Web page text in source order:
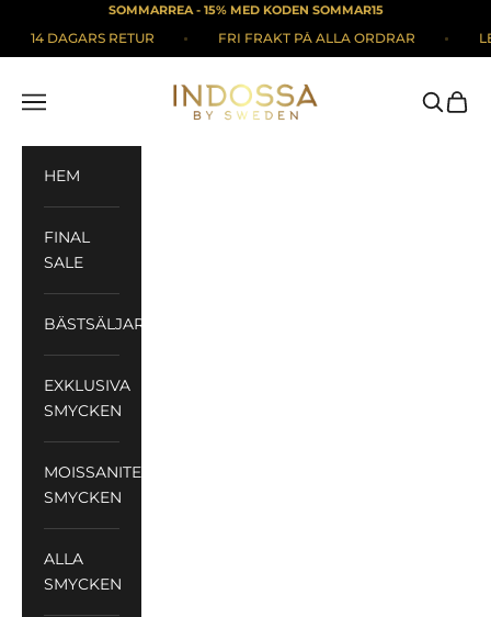
Hoppa till innehålletSOMMARREA - 15% MED KODEN SOMMAR15
14 DAGARS RETUR FRI FRAKT PÅ ALLA ORDRAR
Indossa
Meny Sök
HEM
FINAL
SALE
BÄSTSÄLJARE
EXKLUSIVA
SMYCKEN
MOISSANITE
SMYCKEN
ALLA
SMYCKEN